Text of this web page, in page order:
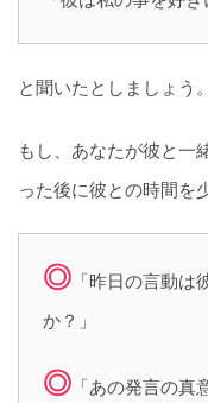
と聞いたとしましょう。
もし、あなたが彼と一
った後に彼との時間を
◎ 「昨日の言動
か？」
◎ 「あの発言の真